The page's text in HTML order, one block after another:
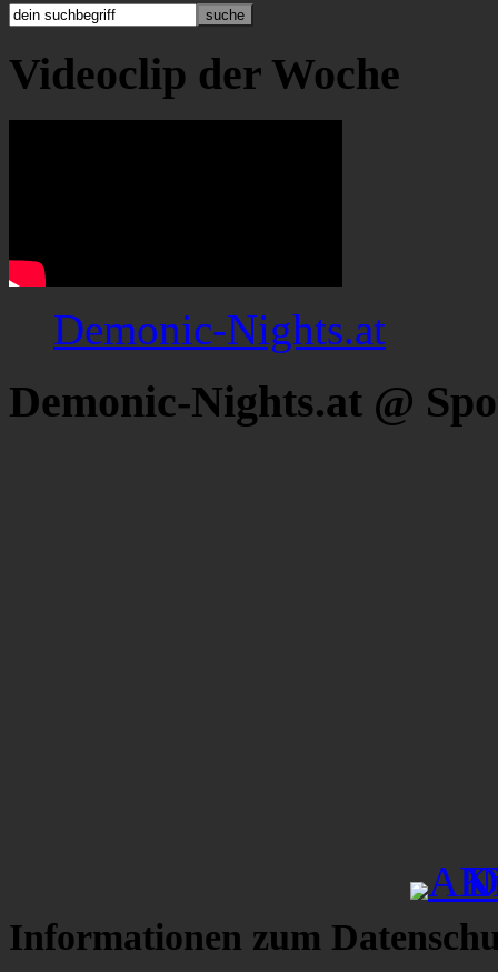
Videoclip der Woche
Demonic-Nights.at
Demonic-Nights.at @
Informationen zum